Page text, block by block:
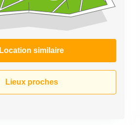
Location similaire
Lieux proches